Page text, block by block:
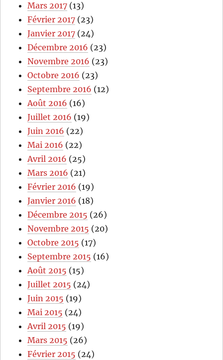
Mars 2017 (13)
Février 2017 (23)
Janvier 2017 (24)
Décembre 2016 (23)
Novembre 2016 (23)
Octobre 2016 (23)
Septembre 2016 (12)
Août 2016 (16)
Juillet 2016 (19)
Juin 2016 (22)
Mai 2016 (22)
Avril 2016 (25)
Mars 2016 (21)
Février 2016 (19)
Janvier 2016 (18)
Décembre 2015 (26)
Novembre 2015 (20)
Octobre 2015 (17)
Septembre 2015 (16)
Août 2015 (15)
Juillet 2015 (24)
Juin 2015 (19)
Mai 2015 (24)
Avril 2015 (19)
Mars 2015 (26)
Février 2015 (24)